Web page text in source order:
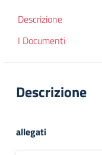
Descrizione
I Documenti
Descrizione
allegati